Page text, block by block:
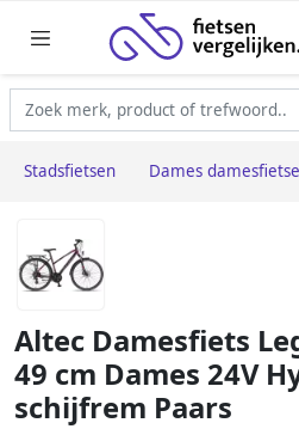
Stadsfietsen Dames
Altec Damesfiets
49 cm Dames 24V
schijfrem Paars